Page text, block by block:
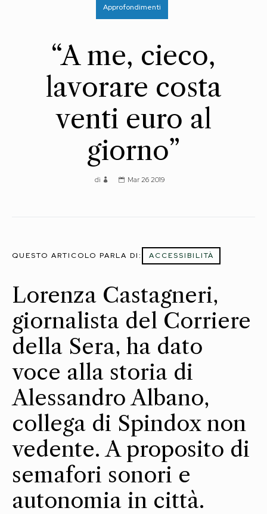
Approfondimenti
“A me, cieco,
lavorare costa
venti euro al
giorno”
di Mar 26 2019
QUESTO ARTICOLO PARLA DI: ACCESSIBILITÀ
Lorenza Castagneri,
giornalista del Corriere
della Sera, ha dato
voce alla storia di
Alessandro Albano,
collega di Spindox non
vedente. A proposito di
semafori sonori e
autonomia in città.